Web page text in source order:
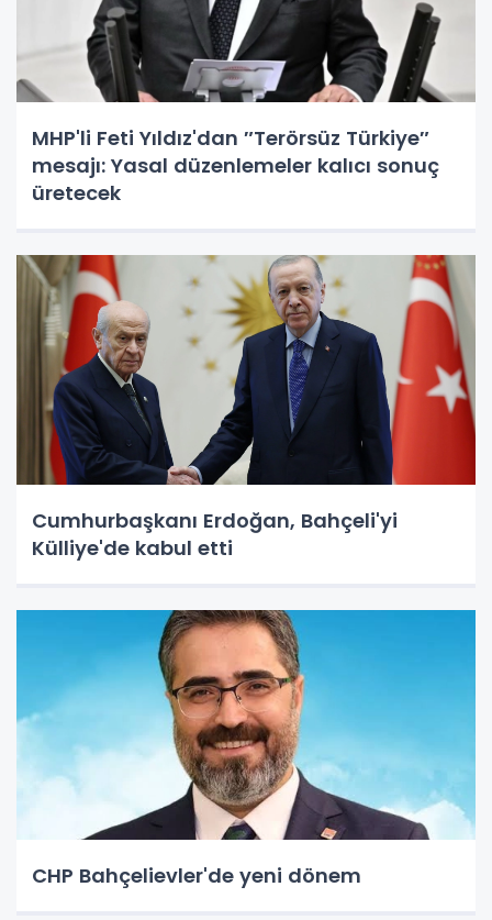
MHP'li Feti Yıldız'dan ″Terörsüz Türkiye″
mesajı: Yasal düzenlemeler kalıcı sonuç
üretecek
Cumhurbaşkanı Erdoğan, Bahçeli'yi
Külliye'de kabul etti
CHP Bahçelievler'de yeni dönem